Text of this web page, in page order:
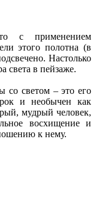
с применением
этого полотна (в
Настолько
света в пейзаже.
со светом – это его
и необычен как
мудрый человек,
восхищение и
к нему.